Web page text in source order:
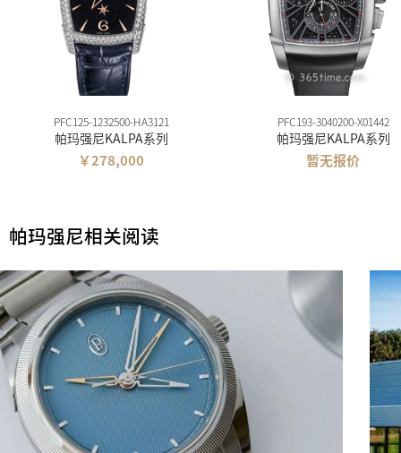
PFC125-1232500-HA3121
帕玛强尼KALPA系列
￥278,000
PFC193-3040200-X01442
帕玛强尼KALPA系列
暂无报价
帕玛强尼相关阅读